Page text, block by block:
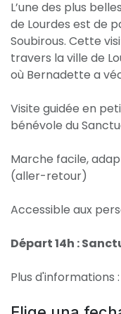
L’une des plus
de Lourdes est de
Soubirous. Cette
travers la ville de
où Bernadette a
Visite guidée en
bénévole du
Marche facile,
(aller-retour)
Accessible aux
Départ 14h :
Plus d'informations